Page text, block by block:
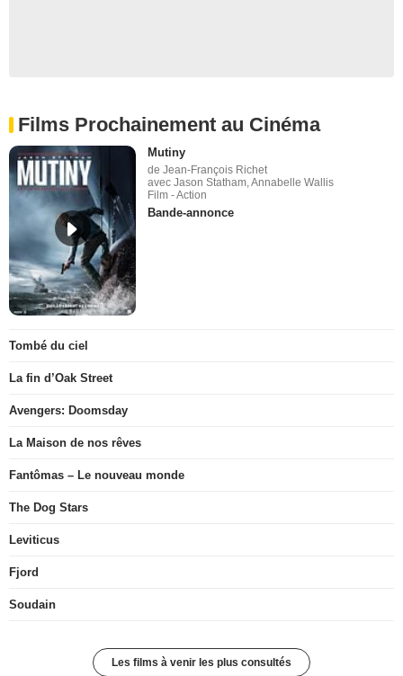
Films Prochainement au Cinéma
Mutiny
de Jean-François Richet
avec Jason Statham, Annabelle Wallis
Film - Action
Bande-annonce
Tombé du ciel
La fin d’Oak Street
Avengers: Doomsday
La Maison de nos rêves
Fantômas – Le nouveau monde
The Dog Stars
Leviticus
Fjord
Soudain
Les films à venir les plus consultés